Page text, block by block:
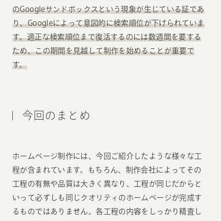
のGoogleサンドボックスという現象が生じている証であ
り、Googleによって意図的に検索順位が下げられていま
す。適正な検索順位まで復活するのには数週間を要する
ため、この期間を見越して制作を始めることが重要で
す。
今回のまとめ
ホームページ制作には、今回ご紹介したような様々な工
程が含まれています。もちろん、制作会社によってその
工程の有無や品質は大きく異なり、工程が同じだからと
いって必ずしも同じクオリティのホームページが完成す
るものではありません。各工程の内容をしっかり精査し